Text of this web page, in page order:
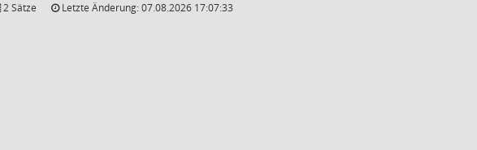
2 Sätze Letzte Änderung: 07.08.2026 17:07:33